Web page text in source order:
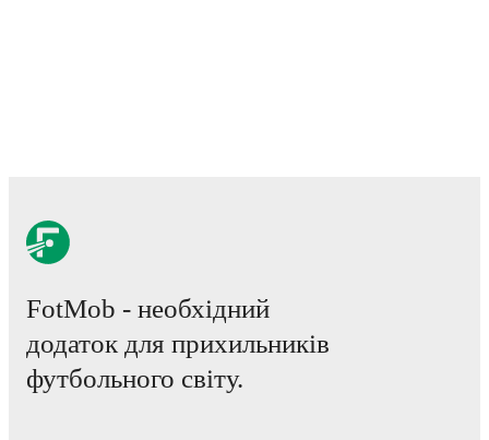
FotMob - необхідний
додаток для прихильників
футбольного світу.